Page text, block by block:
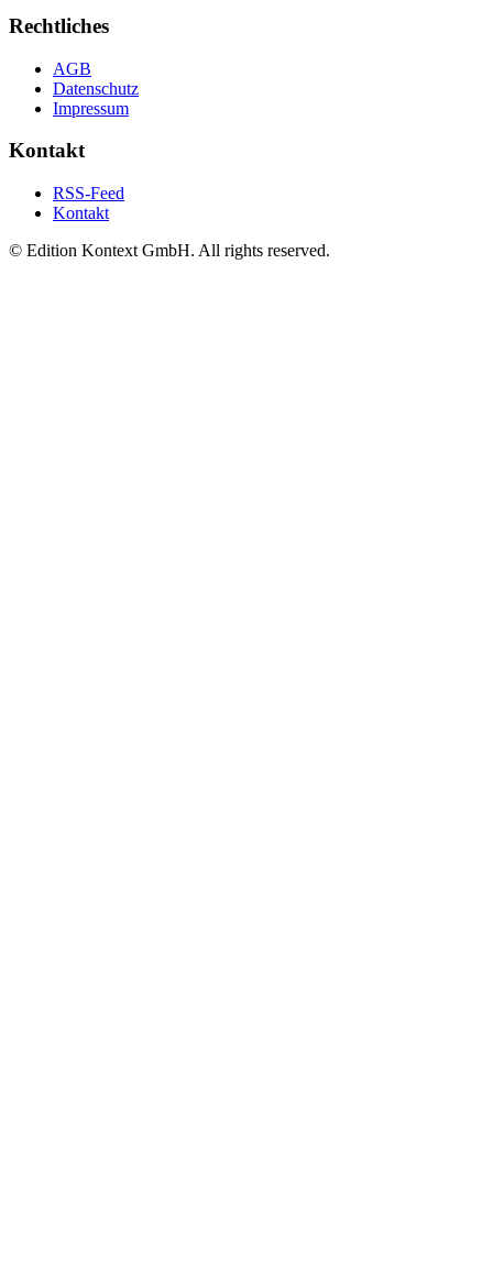
Rechtliches
AGB
Datenschutz
Impressum
Kontakt
RSS-Feed
Kontakt
© Edition Kontext GmbH. All rights reserved.